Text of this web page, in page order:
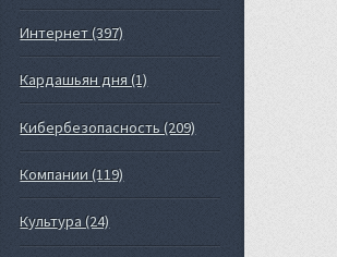
Интернет (397)
Кардашьян дня (1)
Кибербезопасность (209)
Компании (119)
Культура (24)